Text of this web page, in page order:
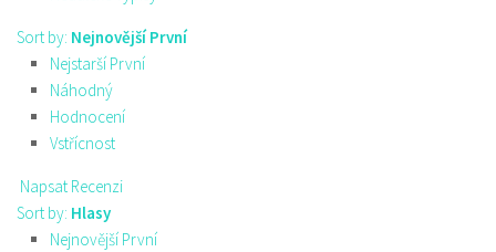
Sort by: Nejnovější První
Nejstarší První
Náhodný
Hodnocení
Vstřícnost
Napsat Recenzi
Sort by: Hlasy
Nejnovější První